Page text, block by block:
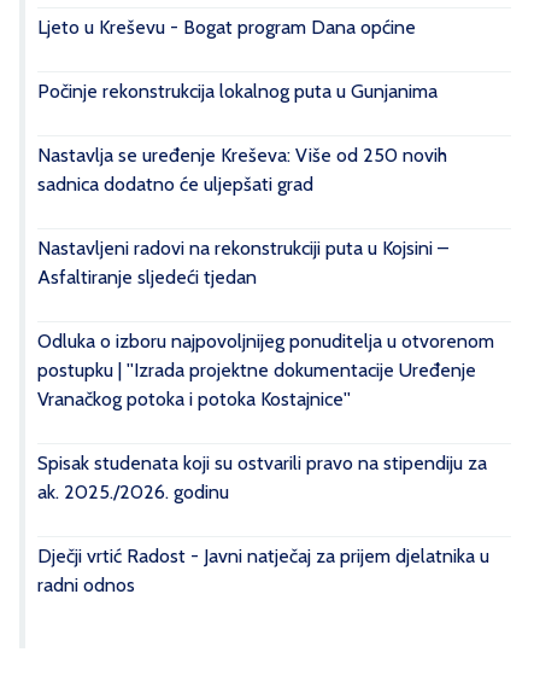
Ljeto u Kreševu - Bogat program Dana općine
Počinje rekonstrukcija lokalnog puta u Gunjanima
Nastavlja se uređenje Kreševa: Više od 250 novih
sadnica dodatno će uljepšati grad
Nastavljeni radovi na rekonstrukciji puta u Kojsini –
Asfaltiranje sljedeći tjedan
Odluka o izboru najpovoljnijeg ponuditelja u otvorenom
postupku | ''Izrada projektne dokumentacije Uređenje
Vranačkog potoka i potoka Kostajnice''
Spisak studenata koji su ostvarili pravo na stipendiju za
ak. 2025./2026. godinu
Dječji vrtić Radost - Javni natječaj za prijem djelatnika u
radni odnos